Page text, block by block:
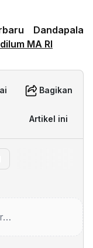
Dandapala
MA RI
Bagikan
Artikel ini